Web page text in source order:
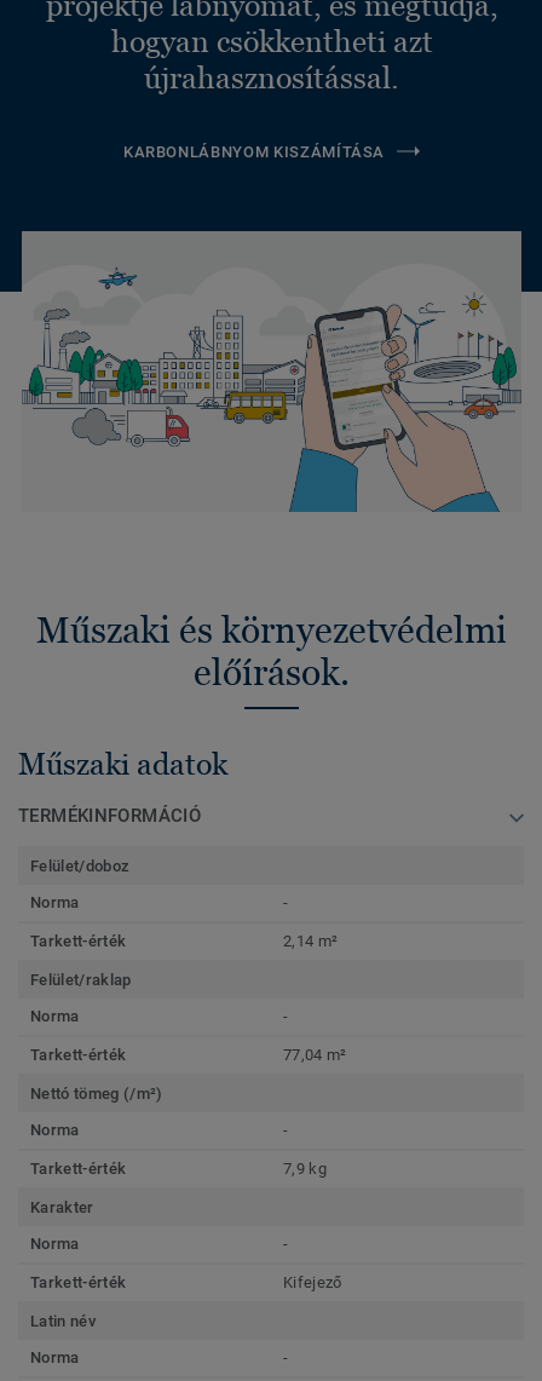
hogyan csökkentheti azt
újrahasznosítással.
KARBONLÁBNYOM KISZÁMÍTÁSA
Műszaki és környezetvédelmi
előírások.
Műszaki adatok
TERMÉKINFORMÁCIÓ
Felület/doboz
Norma
-
Tarkett-érték 2,14 m²
Felület/raklap
Norma
-
Tarkett-érték 77,04 m²
Nettó tömeg (/m²)
Norma
-
Tarkett-érték 7,9 kg
Karakter
Norma
-
Tarkett-érték Kifejező
Latin név
Norma
-